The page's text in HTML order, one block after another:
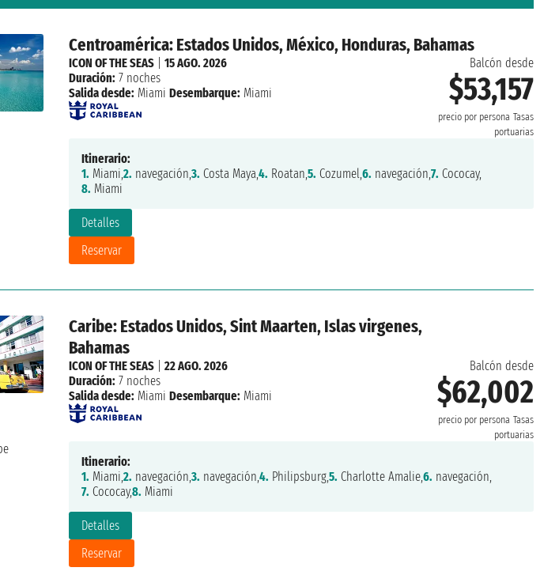
Centroamérica: Estados Unidos, México, Honduras, Bahamas
Balcón desde
$53,157
precio por persona Tasas
portuarias
Detalles
Reservar
ICON OF THE SEAS| 15 AGO. 2026
Duración: 7 noches
Salida desde: Miami Desembarque: Miami
Itinerario:
1. Miami,2. navegación,3. Costa Maya,4. Roatan,5. Cozumel,6. navegación,7. Cococay,
8. Miami
Caribe: Estados Unidos, Sint Maarten, Islas virgenes,
Bahamas
Balcón desde
$62,002
precio por persona Tasas
portuarias
Detalles
Reservar
ICON OF THE SEAS| 22 AGO. 2026
Duración: 7 noches
Salida desde: Miami Desembarque: Miami
Itinerario:
1. Miami,2. navegación,3. navegación,4. Philipsburg,5. Charlotte Amalie,6. navegación,
7. Cococay,8. Miami